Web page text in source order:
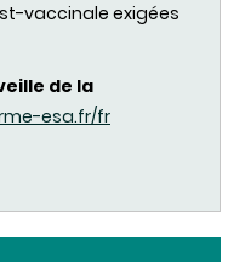
vaccinale exigées
de la
esa.fr/fr